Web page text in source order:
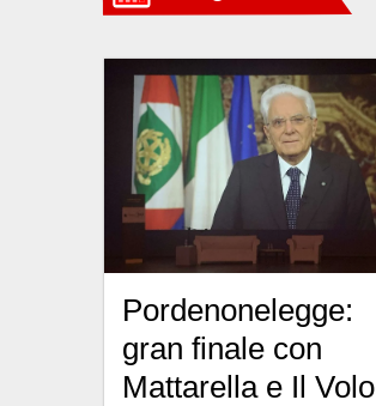
Pordenonelegge:
gran finale con
Mattarella e Il Volo